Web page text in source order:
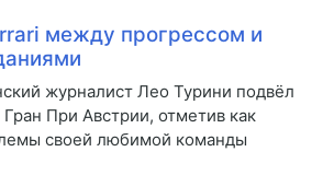
между прогрессом и
журналист Лео Турини подвёл
При Австрии, отметив как
своей любимой команды